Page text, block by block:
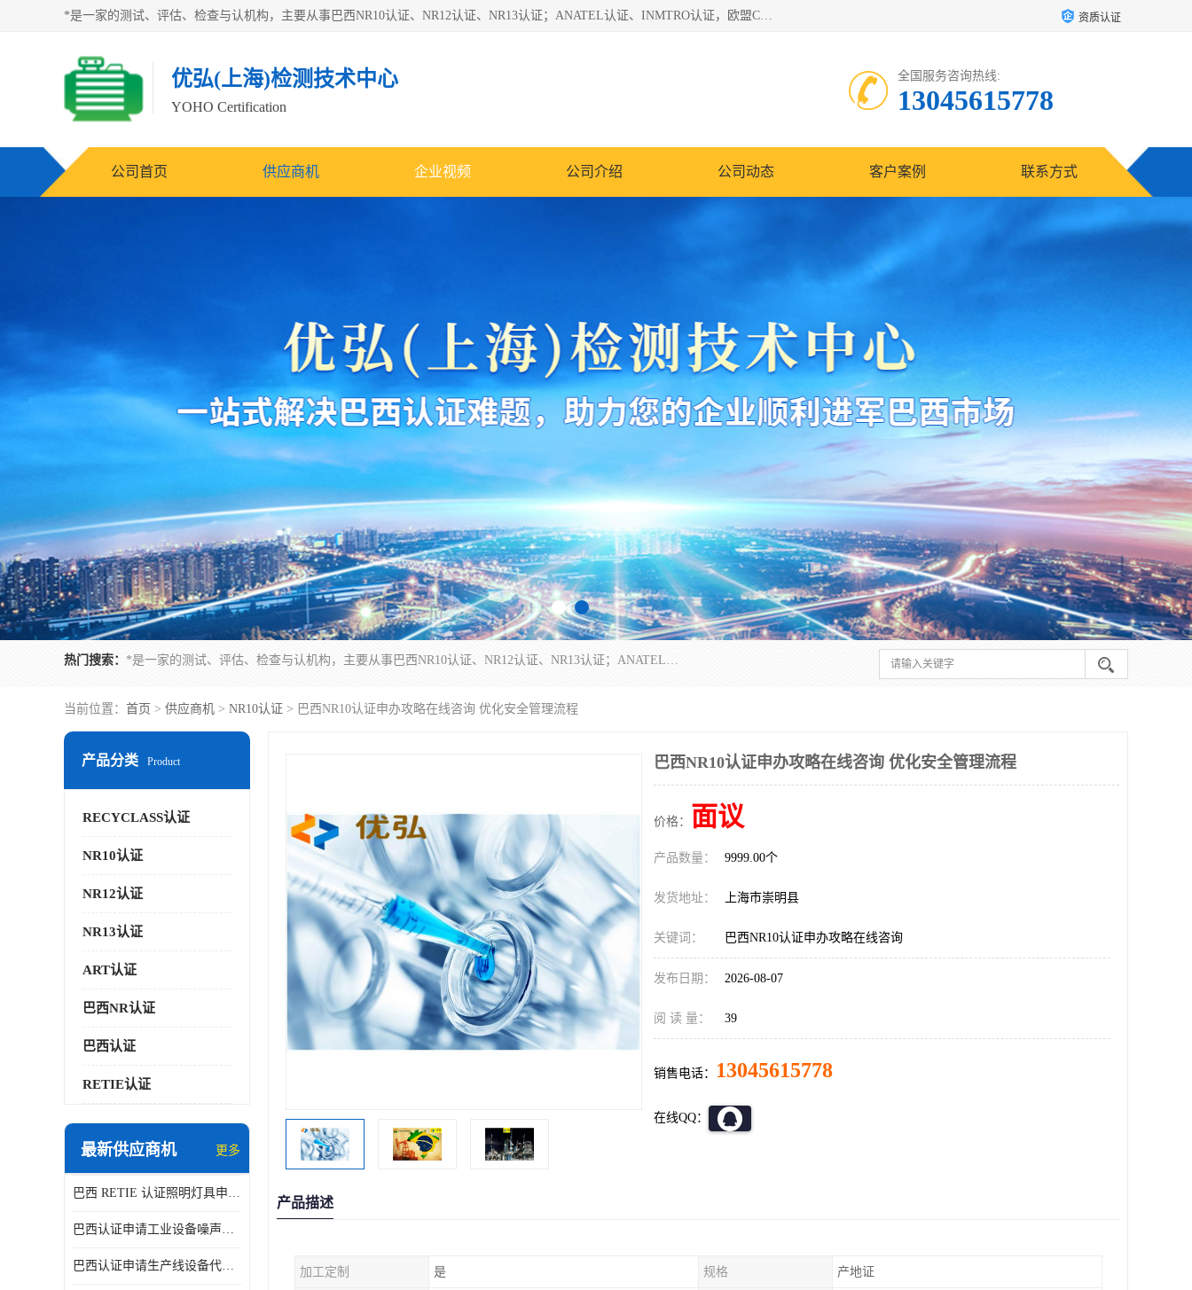
*是一家的测试、评估、检查与认机构，主要从事巴西NR10认证、NR12认证、NR13认证；ANATEL认证、INMTRO认证，欧盟CE认证：MD认证，PED认证，MID认证，ATEX认证，德国蓝色天使认证。 资质认证
优弘(上海)检测技术中心
YOHO Certification
全国服务咨询热线:
13045615778
公司首页 供应商机 企业视频 公司介绍 公司动态 客户案例 联系方式
热门搜索： *是一家的测试、评估、检查与认机构，主要从事巴西NR10认证、NR12认证、NR13认证；ANATEL认证、INMTRO认证，欧盟CE认证：MD认证，PED认证，MID认证，ATEX认证，德国蓝色天使认证。
当前位置： 首页 > 供应商机 > NR10认证 > 巴西NR10认证申办攻略在线咨询 优化安全管理流程
产品分类 Product
RECYCLASS认证
NR10认证
NR12认证
NR13认证
ART认证
巴西NR认证
巴西认证
RETIE认证
最新供应商机 更多
巴西 RETIE 认证照明灯具申请 RETIE 认证
巴西认证申请工业设备噪声控制认证规范
巴西认证申请生产线设备代理机构选择
巴西NR10认证申办攻略在线咨询 优化安全管理流程
价格： 面议
产品数量： 9999.00个
发货地址： 上海市崇明县
关键词： 巴西NR10认证申办攻略在线咨询
发布日期： 2026-08-07
阅 读 量： 39
销售电话： 13045615778
在线QQ：
产品描述
加工定制 是 规格 产地证